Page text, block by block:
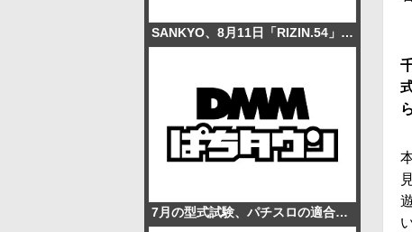
SANKYO、8月11日「RIZIN.54」出場の上田幹雄選手を協賛
7月の型式試験、パチスロの適合率が再び一桁台に